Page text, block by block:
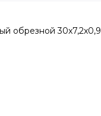
обрезной 30x7,2x0,9